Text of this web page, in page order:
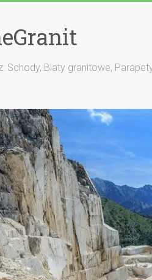
Schody, Blaty granitowe,